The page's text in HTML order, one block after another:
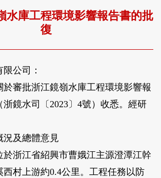
水庫工程環境影響報告書的批
復
公司：
批浙江鏡嶺水庫工程環境影響報
鏡水司〔2023〕4號）收悉。經研
及總體意見
浙江省紹興市曹娥江主源澄潭江幹
西村上游約0.4公里。工程任務以防